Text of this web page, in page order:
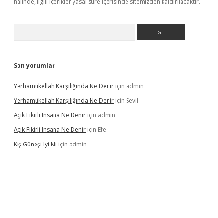
halinde, ilgili içerikler yasal süre içerisinde sitemizden kaldırılacaktır.
Son yorumlar
Yerhamükellah Karşılığında Ne Denir için admin
Yerhamükellah Karşılığında Ne Denir için Sevil
Açık Fikirli Insana Ne Denir için admin
Açık Fikirli Insana Ne Denir için Efe
Kış Güneşi Iyi Mi için admin